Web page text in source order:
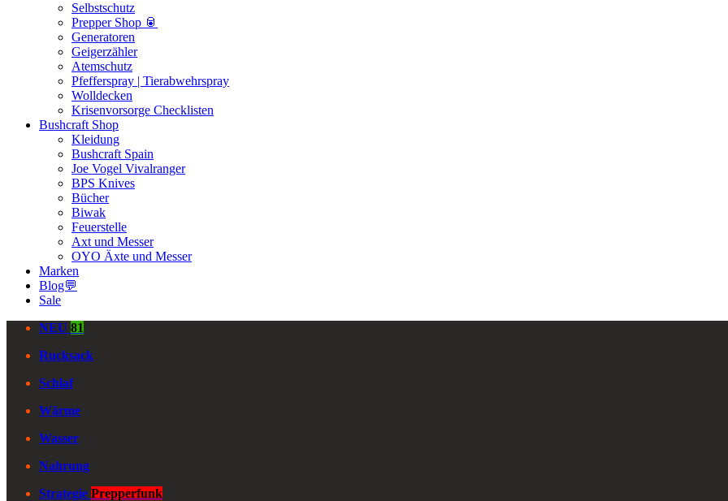
Selbstschutz
Prepper Shop 🥫
Generatoren
Geigerzähler
Atemschutz
Pfefferspray | Tierabwehrspray
Wolldecken
Krisenvorsorge Checklisten
Bushcraft Shop
Kleidung
Bushcraft Spain
Joe Vogel Vivalranger
BPS Knives
Bücher
Biwak
Feuerstelle
Axt und Messer
OYO Äxte und Messer
Marken
Blog💬
Sale
NEU 81
Rucksack
Schlaf
Wärme
Wasser
Nahrung
Strategie Prepperfunk